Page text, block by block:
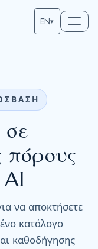
EN▾
πόρους
να αποκτήσετε
κατάλογο
καθοδήγησης